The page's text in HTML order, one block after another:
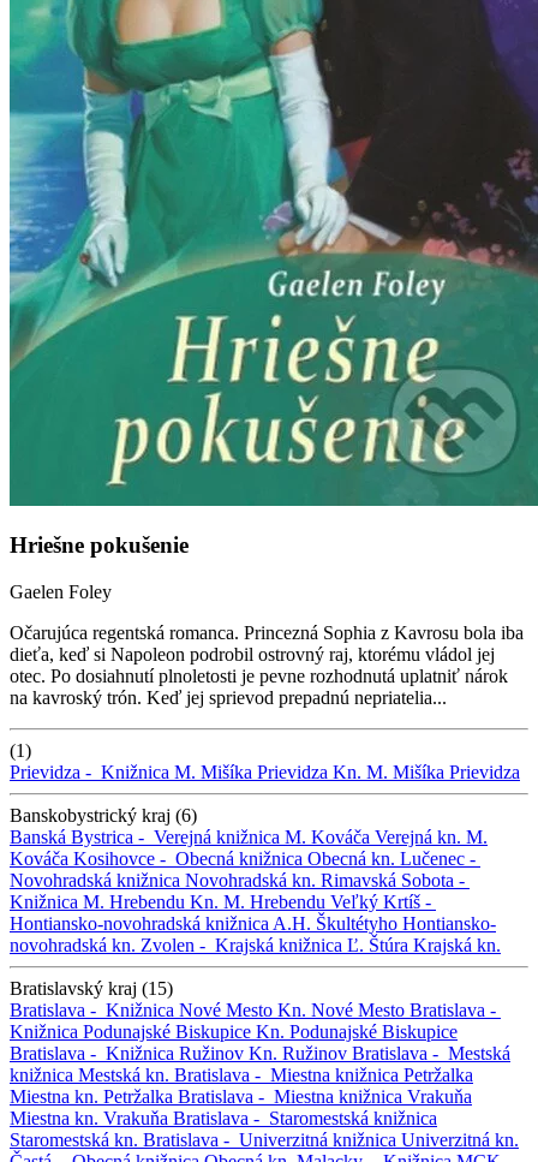
Hriešne pokušenie
Gaelen Foley
Očarujúca regentská romanca. Princezná Sophia z Kavrosu bola iba
dieťa, keď si Napoleon podrobil ostrovný raj, ktorému vládol jej
otec. Po dosiahnutí plnoletosti je pevne rozhodnutá uplatniť nárok
na kavroský trón. Keď jej sprievod prepadnú nepriatelia...
(1)
Prievidza - Knižnica M. Mišíka Prievidza Kn. M. Mišíka Prievidza
Banskobystrický kraj (6)
Banská Bystrica - Verejná knižnica M. Kováča Verejná kn. M.
Kováča Kosihovce - Obecná knižnica Obecná kn. Lučenec -
Novohradská knižnica Novohradská kn. Rimavská Sobota -
Knižnica M. Hrebendu Kn. M. Hrebendu Veľký Krtíš -
Hontiansko-novohradská knižnica A.H. Škultétyho Hontiansko-
novohradská kn. Zvolen - Krajská knižnica Ľ. Štúra Krajská kn.
Bratislavský kraj (15)
Bratislava - Knižnica Nové Mesto Kn. Nové Mesto Bratislava -
Knižnica Podunajské Biskupice Kn. Podunajské Biskupice
Bratislava - Knižnica Ružinov Kn. Ružinov Bratislava - Mestská
knižnica Mestská kn. Bratislava - Miestna knižnica Petržalka
Miestna kn. Petržalka Bratislava - Miestna knižnica Vrakuňa
Miestna kn. Vrakuňa Bratislava - Staromestská knižnica
Staromestská kn. Bratislava - Univerzitná knižnica Univerzitná kn.